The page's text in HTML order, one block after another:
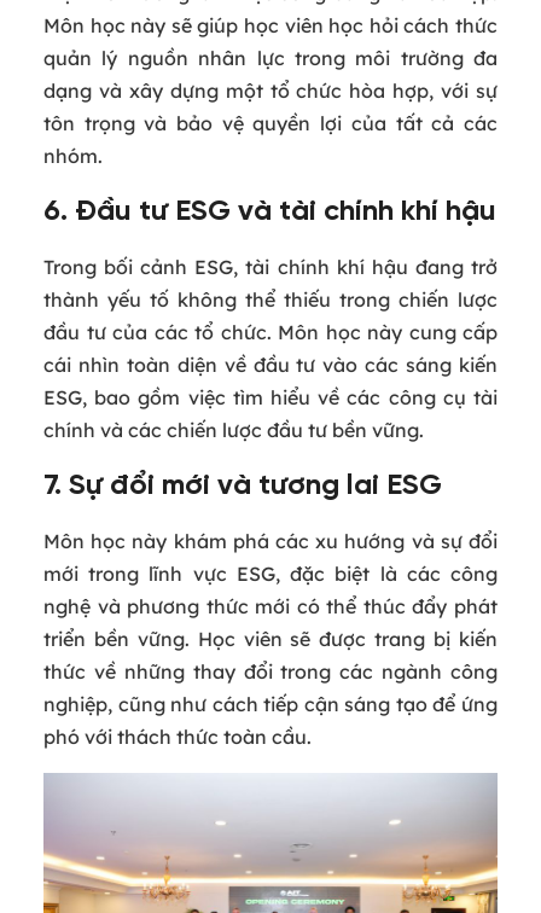
Môn học này sẽ giúp học viên học hỏi cách thức
quản lý nguồn nhân lực trong môi trường đa
dạng và xây dựng một tổ chức hòa hợp, với sự
tôn trọng và bảo vệ quyền lợi của tất cả các
nhóm.
6. Đầu tư ESG và tài chính khí hậu
Trong bối cảnh ESG, tài chính khí hậu đang trở
thành yếu tố không thể thiếu trong chiến lược
đầu tư của các tổ chức. Môn học này cung cấp
cái nhìn toàn diện về đầu tư vào các sáng kiến
ESG, bao gồm việc tìm hiểu về các công cụ tài
chính và các chiến lược đầu tư bền vững.
7. Sự đổi mới và tương lai ESG
Môn học này khám phá các xu hướng và sự đổi
mới trong lĩnh vực ESG, đặc biệt là các công
nghệ và phương thức mới có thể thúc đẩy phát
triển bền vững. Học viên sẽ được trang bị kiến
thức về những thay đổi trong các ngành công
nghiệp, cũng như cách tiếp cận sáng tạo để ứng
phó với thách thức toàn cầu.